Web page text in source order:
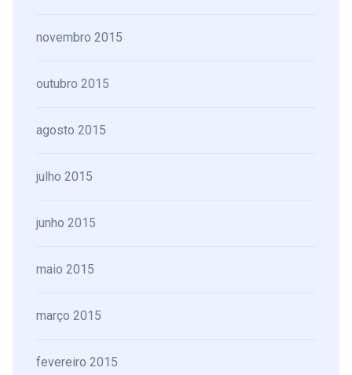
novembro 2015
outubro 2015
agosto 2015
julho 2015
junho 2015
maio 2015
março 2015
fevereiro 2015